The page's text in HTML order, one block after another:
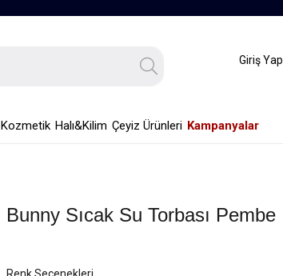
Giriş Yap
Kozmetik Halı&Kilim Çeyiz Ürünleri Kampanyalar
Bunny Sıcak Su Torbası Pembe